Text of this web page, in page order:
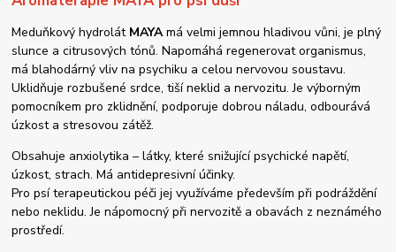
Meduňkový hydrolát MAYAmá velmi jemnou hladivou vůni, je plný
slunce a citrusových tónů. Napomáhá regenerovat organismus,
má blahodárný vliv na psychiku a celou nervovou soustavu.
Uklidňuje rozbušené srdce, tiší neklid a nervozitu. Je výborným
pomocníkem pro zklidnění, podporuje dobrou náladu, odbourává
úzkost a stresovou zátěž.
Obsahuje anxiolytika – látky, které snižující psychické napětí,
úzkost, strach. Má antidepresivní účinky.
Pro psí terapeutickou péči jej využíváme především při podráždění
nebo neklidu. Je nápomocný při nervozitě a obavách z neznámého
prostředí.